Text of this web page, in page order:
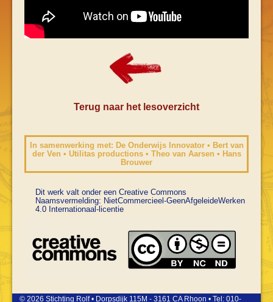
Terug naar het lesoverzicht
In samenwerking met: De Onderwijs Innovator • Bert van
der Ven • Utilitas productions • Theo van Aarsen • Hans
Brouwer
Dit werk valt onder een Creative Commons
Naamsvermelding: NietCommercieel-GeenAfgeleideWerken
4.0 Internationaal-licentie
© 2026 Stichting Rolf • Dorpsdijk 115M - 3161 CA Rhoon • Tel: 010-